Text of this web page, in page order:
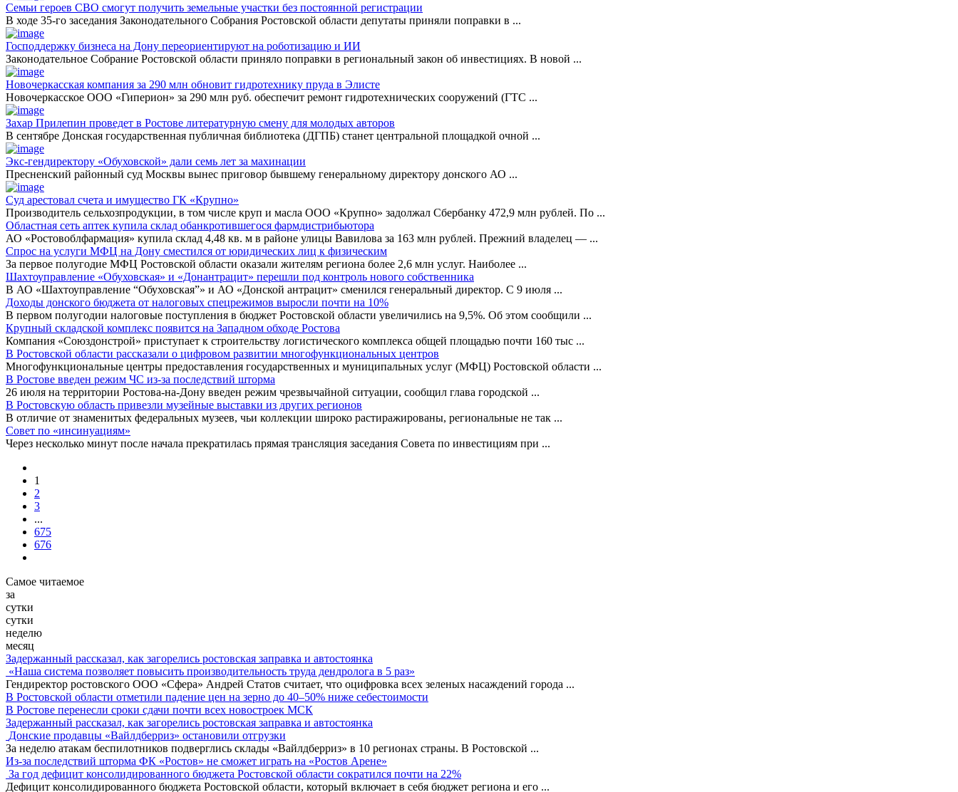
Семьи героев СВО смогут получить земельные участки без постоянной регистрации
В ходе 35-го заседания Законодательного Собрания Ростовской области депутаты приняли поправки в ...
Господдержку бизнеса на Дону переориентируют на роботизацию и ИИ
Законодательное Собрание Ростовской области приняло поправки в региональный закон об инвестициях. В новой ...
Новочеркасская компания за 290 млн обновит гидротехнику пруда в Элисте
Новочеркасское ООО «Гиперион» за 290 млн руб. обеспечит ремонт гидротехнических сооружений (ГТС ...
Захар Прилепин проведет в Ростове литературную смену для молодых авторов
В сентябре Донская государственная публичная библиотека (ДГПБ) станет центральной площадкой очной ...
Экс-гендиректору «Обуховской» дали семь лет за махинации
Пресненский районный суд Москвы вынес приговор бывшему генеральному директору донского АО ...
Суд арестовал счета и имущество ГК «Крупно»
Производитель сельхозпродукции, в том числе круп и масла ООО «Крупно» задолжал Сбербанку 472,9 млн рублей. По ...
Областная сеть аптек купила склад обанкротившегося фармдистрибьютора
АО «Ростовоблфармация» купила склад 4,48 кв. м в районе улицы Вавилова за 163 млн рублей. Прежний владелец — ...
Спрос на услуги МФЦ на Дону сместился от юридических лиц к физическим
За первое полугодие МФЦ Ростовской области оказали жителям региона более 2,6 млн услуг. Наиболее ...
Шахтоуправление «Обуховская» и «Донантрацит» перешли под контроль нового собственника
В АО «Шахтоуправление “Обуховская”» и АО «Донской антрацит» сменился генеральный директор. С 9 июля ...
Доходы донского бюджета от налоговых спецрежимов выросли почти на 10%
В первом полугодии налоговые поступления в бюджет Ростовской области увеличились на 9,5%. Об этом сообщили ...
Крупный складской комплекс появится на Западном обходе Ростова
Компания «Союздонстрой» приступает к строительству логистического комплекса общей площадью почти 160 тыс ...
В Ростовской области рассказали о цифровом развитии многофункциональных центров
Многофункциональные центры предоставления государственных и муниципальных услуг (МФЦ) Ростовской области ...
В Ростове введен режим ЧС из-за последствий шторма
26 июля на территории Ростова-на-Дону введен режим чрезвычайной ситуации, сообщил глава городской ...
В Ростовскую область привезли музейные выставки из других регионов
В отличие от знаменитых федеральных музеев, чьи коллекции широко растиражированы, региональные не так ...
Совет по «инсинуациям»
Через несколько минут после начала прекратилась прямая трансляция заседания Совета по инвестициям при ...
1
2
3
...
675
676
Самое читаемое
за
сутки
сутки
неделю
месяц
Задержанный рассказал, как загорелись ростовская заправка и автостоянка
«Наша система позволяет повысить производительность труда дендролога в 5 раз»
Гендиректор ростовского ООО «Сфера» Андрей Статов считает, что оцифровка всех зеленых насаждений города ...
В Ростовской области отметили падение цен на зерно до 40–50% ниже себестоимости
В Ростове перенесли сроки сдачи почти всех новостроек МСК
Задержанный рассказал, как загорелись ростовская заправка и автостоянка
Донские продавцы «Вайлдберриз» остановили отгрузки
За неделю атакам беспилотников подверглись склады «Вайлдберриз» в 10 регионах страны. В Ростовской ...
Из-за последствий шторма ФК «Ростов» не сможет играть на «Ростов Арене»
За год дефицит консолидированного бюджета Ростовской области сократился почти на 22%
Дефицит консолидированного бюджета Ростовской области, который включает в себя бюджет региона и его ...